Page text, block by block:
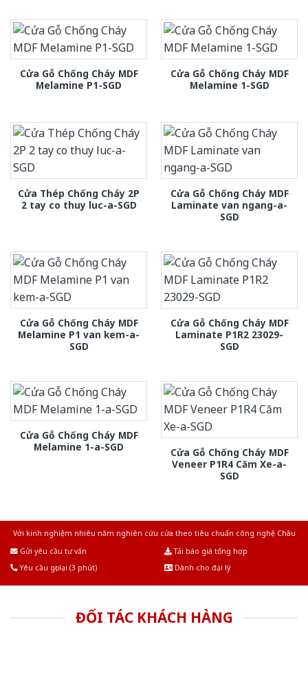
Cửa Gỗ Chống Cháy MDF
Melamine P1-SGD
Cửa Gỗ Chống Cháy MDF
Melamine 1-SGD
Cửa Thép Chống Cháy 2P
2 tay co thuy luc-a-SGD
Cửa Gỗ Chống Cháy MDF
Laminate van ngang-a-
SGD
Cửa Gỗ Chống Cháy MDF
Melamine P1 van kem-a-
SGD
Cửa Gỗ Chống Cháy MDF
Laminate P1R2 23029-
SGD
Cửa Gỗ Chống Cháy MDF
Melamine 1-a-SGD
Cửa Gỗ Chống Cháy MDF
Veneer P1R4 Căm Xe-a-
SGD
Với kinh nghiệm nhiêu năm nghiên cứu cửa theo tiêu chuẩn công nghệ Châu
Gửi yêu cầu tư vấn
Tải báo giá tổng hợp
Yêu cầu gọi lại (3 phút)
Dành cho đại lý
ĐỐI TÁC KHÁCH HÀNG